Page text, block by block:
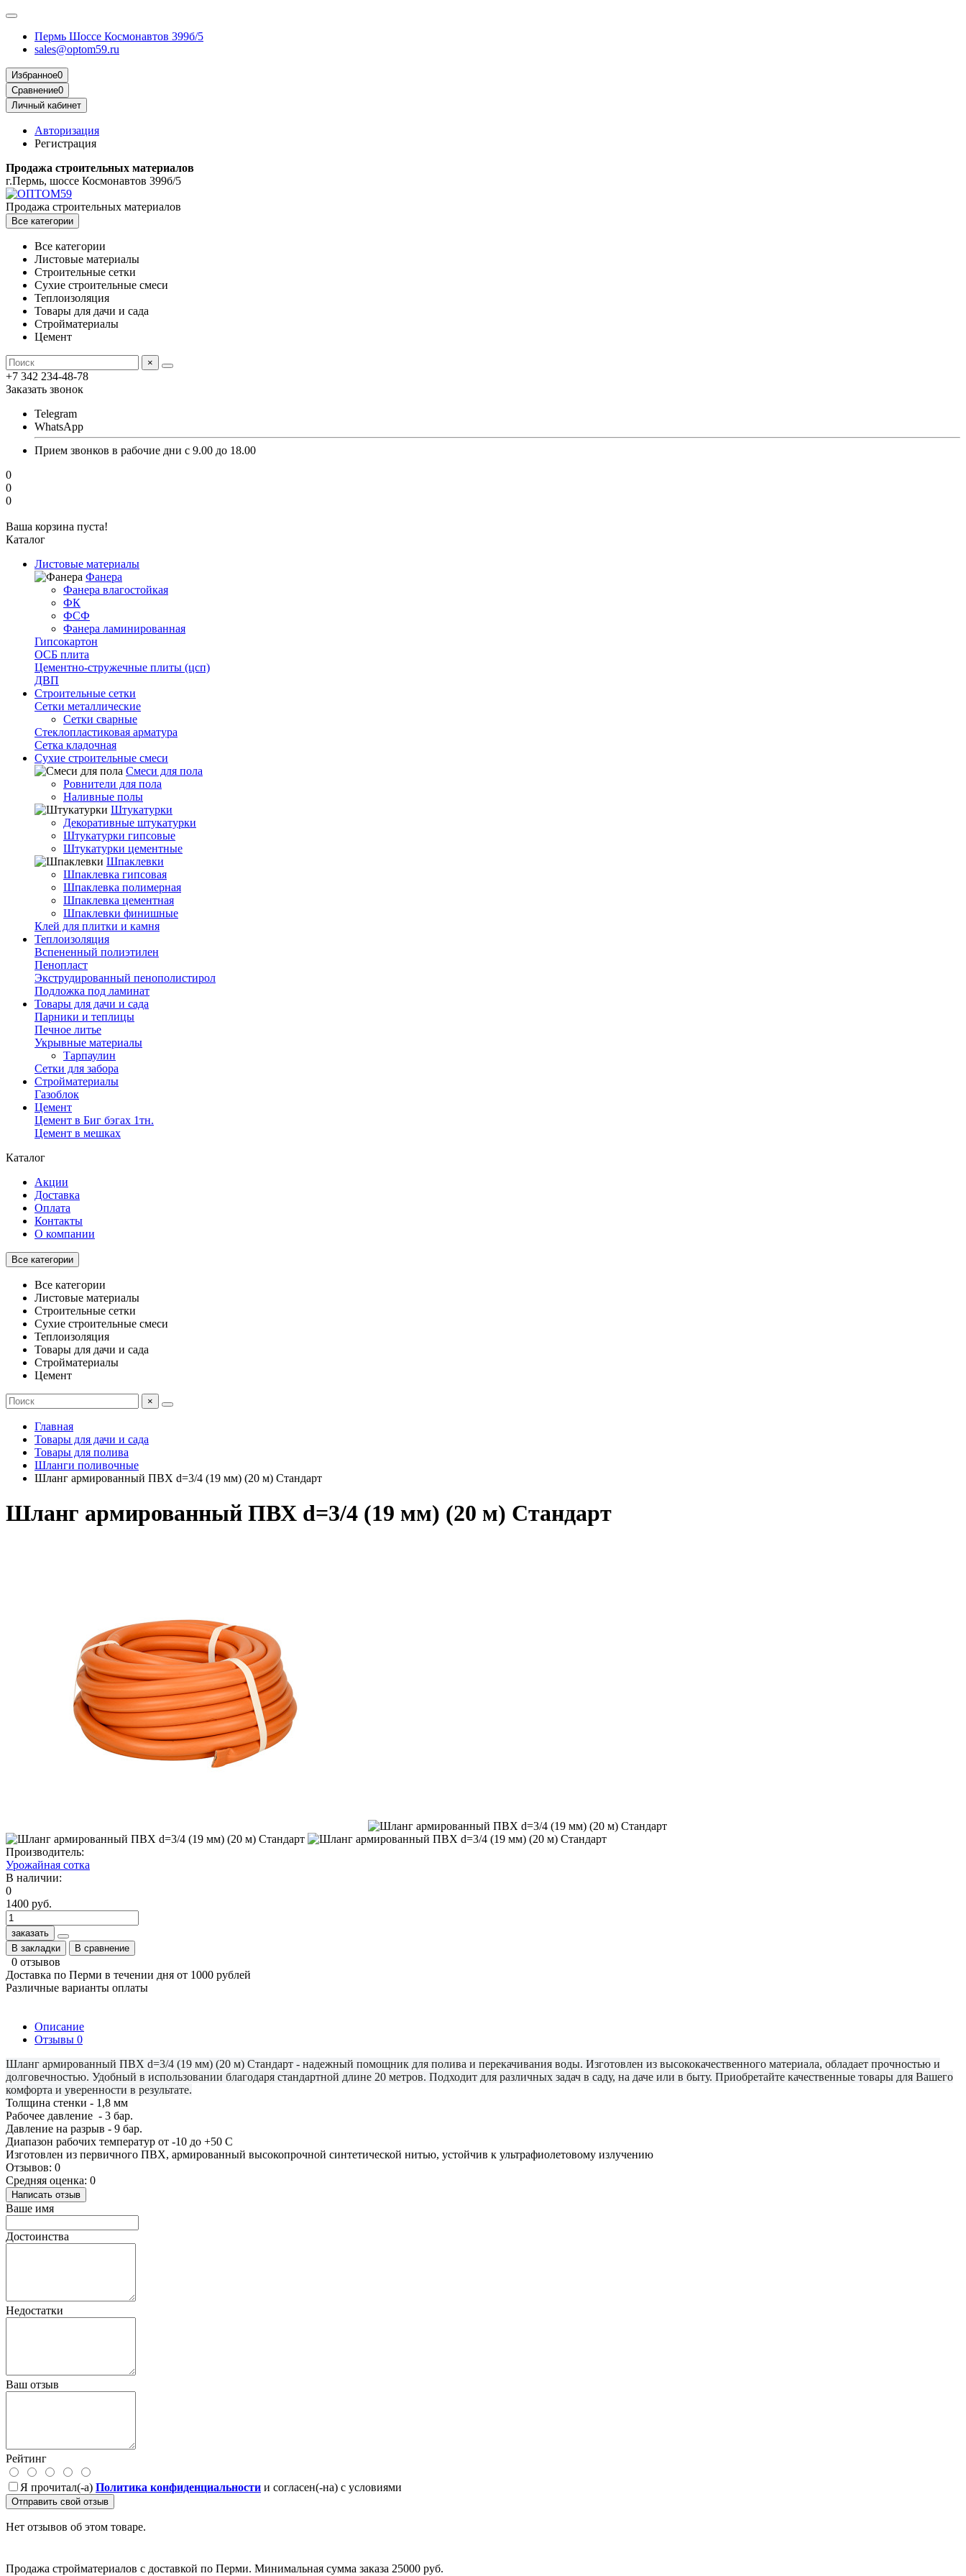
Пермь Шоссе Космонавтов 399б/5
sales@optom59.ru
Избранное0
Сравнение0
Личный кабинет
Авторизация
Регистрация
Продажа строительных материалов
г.Пермь, шоссе Космонавтов 399б/5
Продажа строительных материалов
Все категории
Все категории
Листовые материалы
Строительные сетки
Сухие строительные смеси
Теплоизоляция
Товары для дачи и сада
Стройматериалы
Цемент
×
+7 342 234-48-78
Заказать звонок
Telegram
WhatsApp
Прием звонков в рабочие дни с 9.00 до 18.00
0
0
0
Ваша корзина пуста!
Каталог
Листовые материалы
Фанера
Фанера влагостойкая
ФК
ФСФ
Фанера ламинированная
Гипсокартон
ОСБ плита
Цементно-стружечные плиты (цсп)
ДВП
Строительные сетки
Сетки металлические
Сетки сварные
Стеклопластиковая арматура
Сетка кладочная
Сухие строительные смеси
Смеси для пола
Ровнители для пола
Наливные полы
Штукатурки
Декоративные штукатурки
Штукатурки гипсовые
Штукатурки цементные
Шпаклевки
Шпаклевка гипсовая
Шпаклевка полимерная
Шпаклевка цементная
Шпаклевки финишные
Клей для плитки и камня
Теплоизоляция
Вспененный полиэтилен
Пенопласт
Экструдированный пенополистирол
Подложка под ламинат
Товары для дачи и сада
Парники и теплицы
Печное литье
Укрывные материалы
Тарпаулин
Сетки для забора
Стройматериалы
Газоблок
Цемент
Цемент в Биг бэгах 1тн.
Цемент в мешках
Каталог
Акции
Доставка
Оплата
Контакты
О компании
Все категории
Все категории
Листовые материалы
Строительные сетки
Сухие строительные смеси
Теплоизоляция
Товары для дачи и сада
Стройматериалы
Цемент
×
Главная
Товары для дачи и сада
Товары для полива
Шланги поливочные
Шланг армированный ПВХ d=3/4 (19 мм) (20 м) Стандарт
Шланг армированный ПВХ d=3/4 (19 мм) (20 м) Стандарт
Производитель:
Урожайная сотка
В наличии:
0
1400 руб.
заказать
В закладки
В сравнение
0 отзывов
Доставка по Перми в течении дня от 1000 рублей
Различные варианты оплаты
Описание
Отзывы 0
Шланг армированный ПВХ d=3/4 (19 мм) (20 м) Стандарт - надежный помощник для полива и перекачивания воды. Изготовлен из высококачественного материала, обладает прочностью и
долговечностью. Удобный в использовании благодаря стандартной длине 20 метров. Подходит для различных задач в саду, на даче или в быту. Приобретайте качественные товары для Вашего
комфорта и уверенности в результате.
Толщина стенки - 1,8 мм
Рабочее давление - 3 бар.
Давление на разрыв - 9 бар.
Диапазон рабочих температур от -10 до +50 С
Изготовлен из первичного ПВХ, армированный высокопрочной синтетической нитью, устойчив к ультрафиолетовому излучению
Отзывов: 0
Средняя оценка: 0
Написать отзыв
Ваше имя
Достоинства
Недостатки
Ваш отзыв
Рейтинг
Я прочитал(-а) Политика конфиденциальности и согласен(-на) с условиями
Отправить свой отзыв
Нет отзывов об этом товаре.
Продажа стройматериалов с доставкой по Перми. Минимальная сумма заказа 25000 руб.